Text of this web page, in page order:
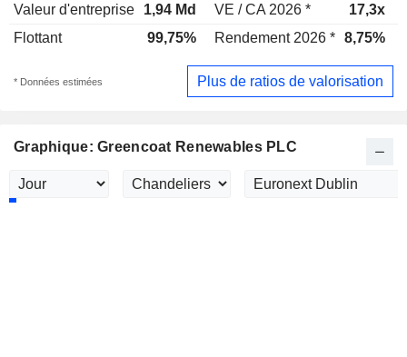
Valeur d'entreprise
1,94 Md VE / CA 2026 * 17,3x
Flottant
99,75% Rendement 2026 * 8,75%
* Données estimées Plus de ratios de valorisation
Graphique: Greencoat Renewables PLC